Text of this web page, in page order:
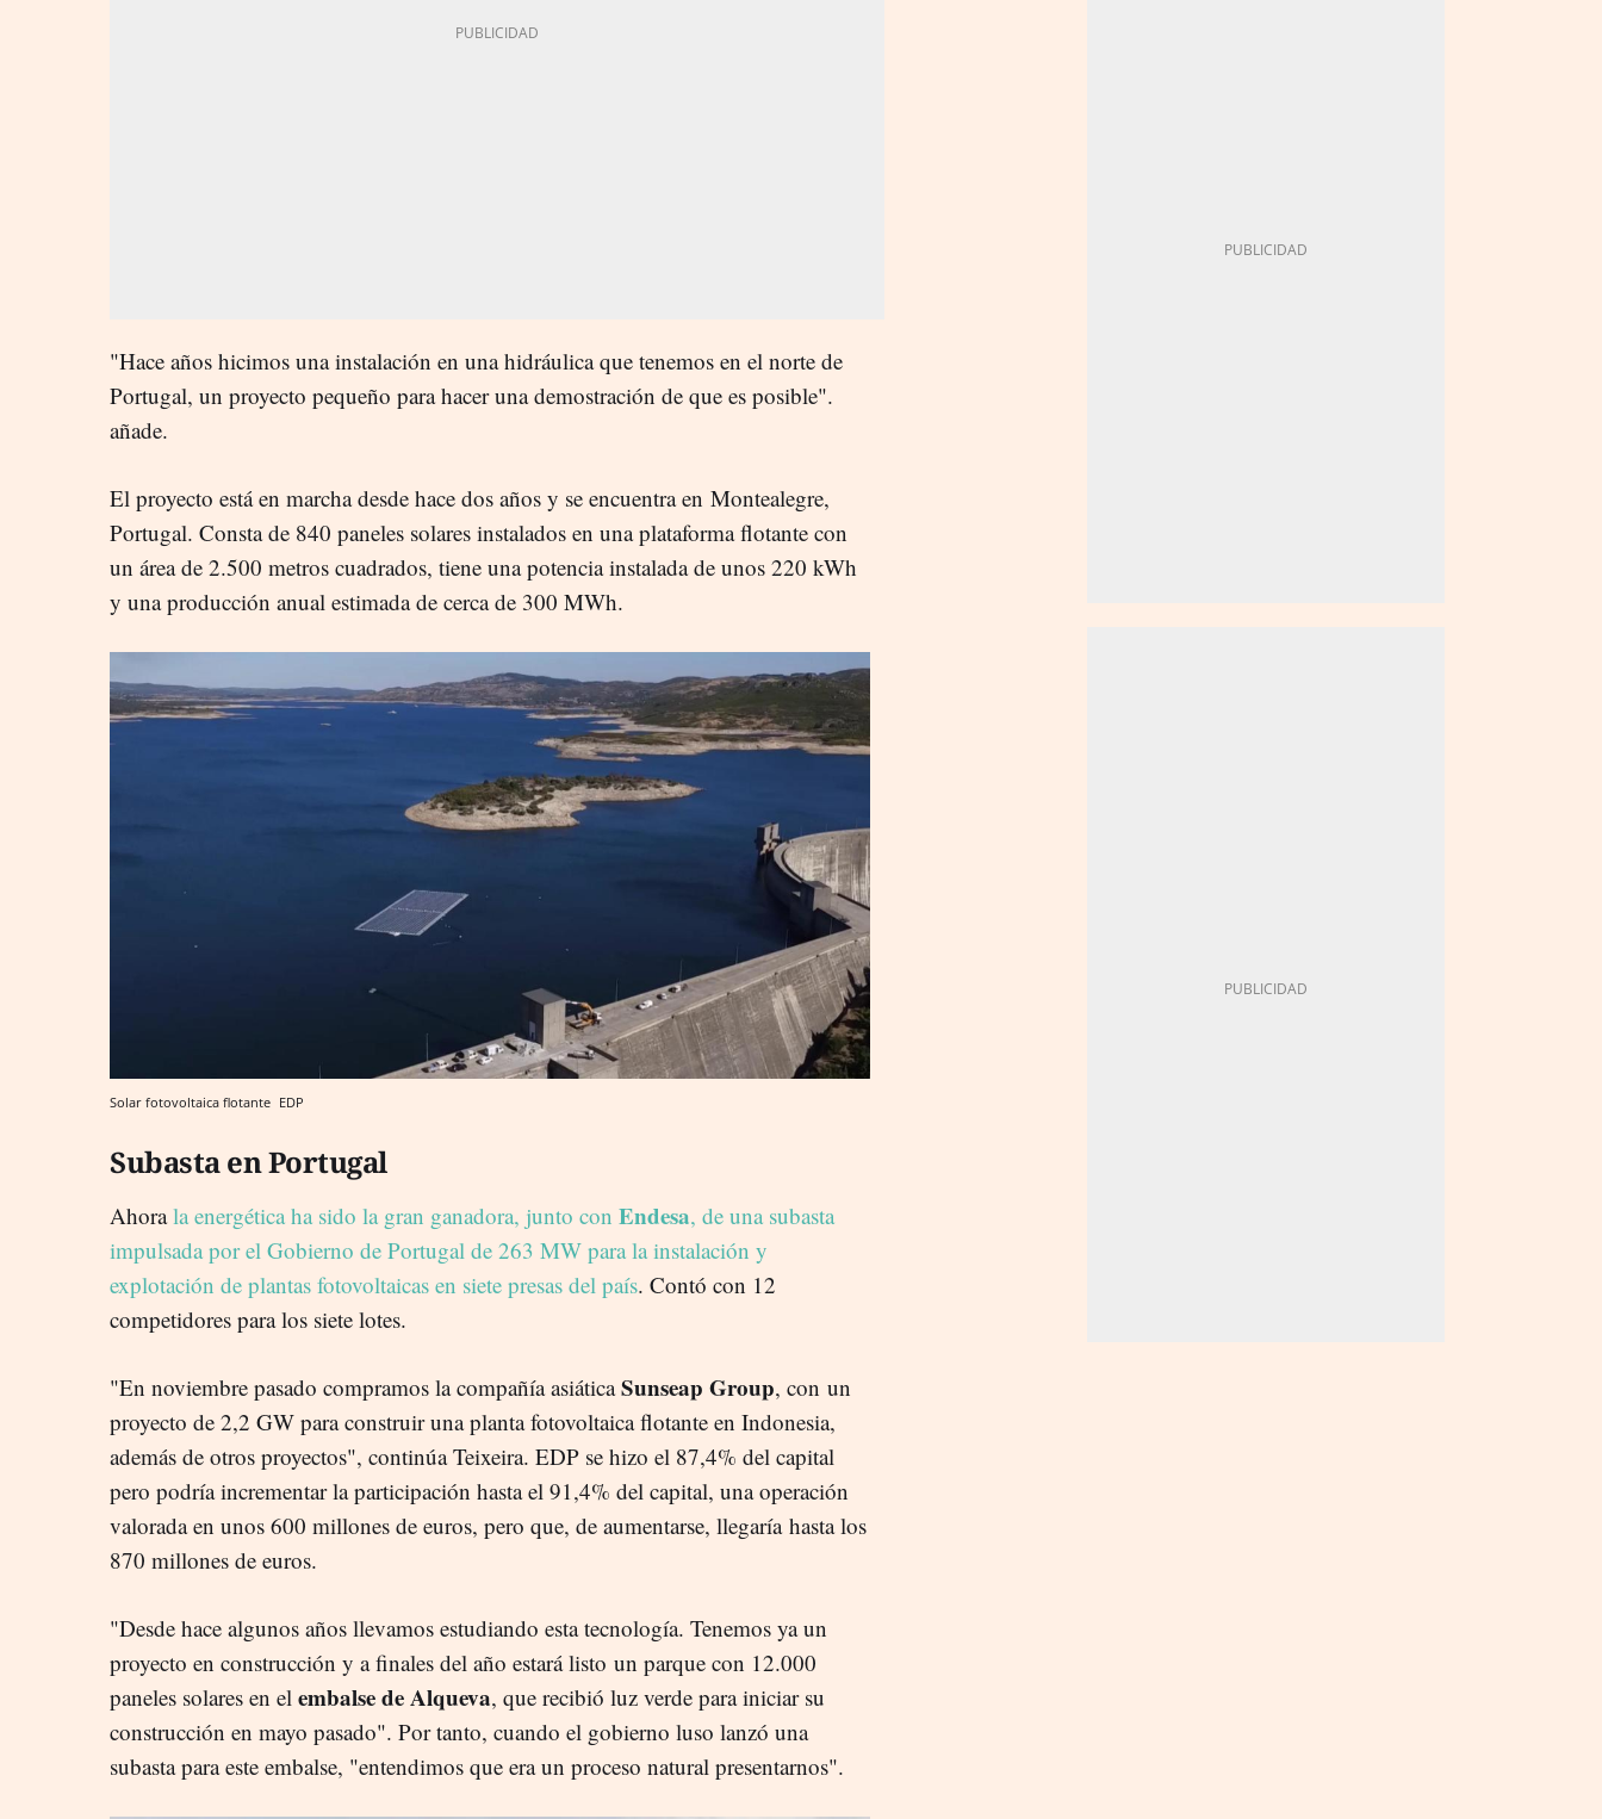
"Hace años hicimos una instalación en una hidráulica que tenemos en el norte de
Portugal, un proyecto pequeño para hacer una demostración de que es posible".
añade.
El proyecto está en marcha desde hace dos años y se encuentra en Montealegre,
Portugal. Consta de 840 paneles solares instalados en una plataforma flotante con
un área de 2.500 metros cuadrados, tiene una potencia instalada de unos 220 kWh
y una producción anual estimada de cerca de 300 MWh.
Solar fotovoltaica flotante EDP
Subasta en Portugal
Ahorala energética ha sido la gran ganadora, junto con Endesa, de una subasta
impulsada por el Gobierno de Portugal de 263 MW para la instalación y
explotación de plantas fotovoltaicas en siete presas del país. Contó con 12
competidores para los siete lotes.
"En noviembre pasado compramos la compañía asiáticaSunseap Group, con un
proyecto de 2,2 GW para construir una planta fotovoltaica flotante en Indonesia,
además de otros proyectos", continúa Teixeira. EDP se hizo el 87,4% del capital
pero podría incrementar la participación hasta el 91,4% del capital, una operación
valorada en unos 600 millones de euros, pero que, de aumentarse, llegaría hasta los
870 millones de euros.
"Desde hace algunos años llevamos estudiando esta tecnología. Tenemos ya un
proyecto en construcción y a finales del año estará listo un parque con 12.000
paneles solares en el embalse de Alqueva, que recibió luz verde para iniciar su
construcción en mayo pasado". Por tanto, cuando el gobierno luso lanzó una
subasta para este embalse, "entendimos que era un proceso natural presentarnos".